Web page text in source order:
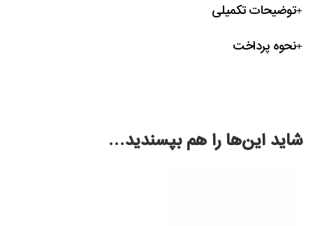
توضیحات تکمیلی
نحوه پرداخت
شاید این‌ها را هم بپسندید…